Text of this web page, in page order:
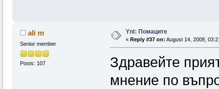
ali m
Senior member
Posts: 107
Ynt: Помаците
« Reply #37 on: August 14, 2008,
Здравейте
мнение по